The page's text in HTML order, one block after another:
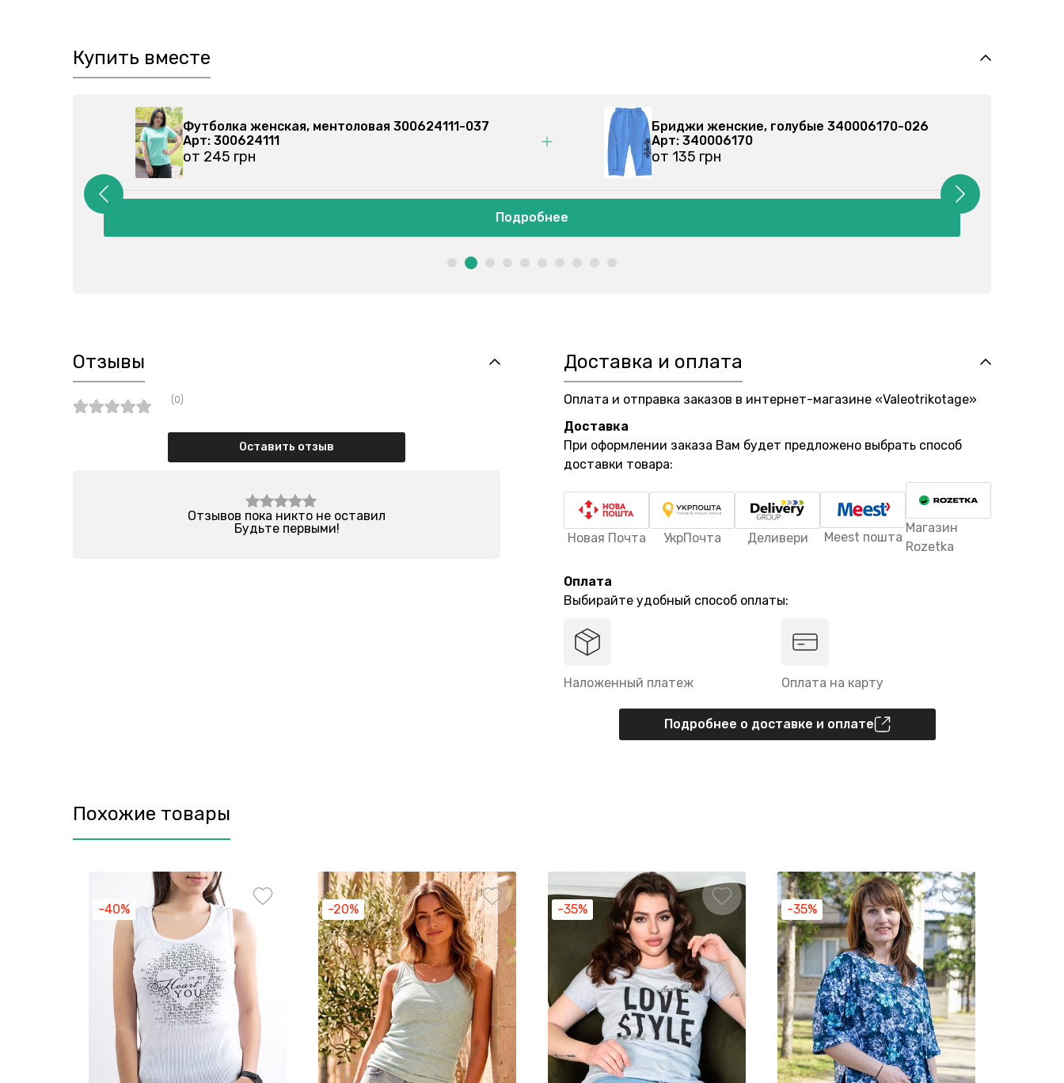
Купить вместе
Футболка женская, ментоловая 300624111-037
Арт: 300624111
от 245 грн
Бриджи женские, черные 340006170-002
Арт: 340006170
от 135 грн
Подробнее
Отзывы
(0)
Оставить отзыв
Отзывов пока никто не оставил
Будьте первыми!
Доставка и оплата
Оплата и отправка заказов в интернет-магазине «Valeotrikotage»
Доставка
При оформлении заказа Вам будет предложено выбрать способ
доставки товара:
Новая Почта УкрПочта Деливери Meest пошта
Магазин
Rozetka
Оплата
Выбирайте удобный способ оплаты:
Наложенный платеж Оплата на карту
Подробнее о доставке и оплате
Похожие товары
-40% -20% -35% -35%